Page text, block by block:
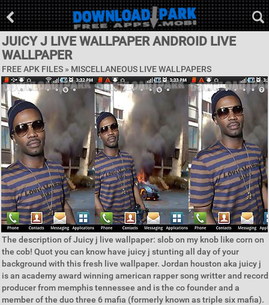
JUICY J LIVE WALLPAPER ANDROID LIVE
WALLPAPER
FREE APK FILES » MISCELLANEOUS LIVE WALLPAPERS
The description of Juicy j live wallpaper: slob on my knob like corn on
the cob! Quot you can know have juicy j stunting all day of your
background with this fresh live wallpaper. Jordan houston aka juicy j
is an academy award winning american rapper song writter and record
producer from memphis tennessee and is the co founder and a
member of the duo three 6 mafia (formerly known as triple six mafia).